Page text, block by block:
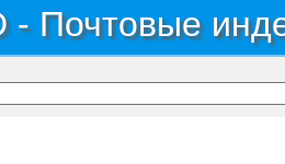
- Почтовые